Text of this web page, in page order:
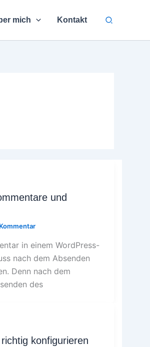
mich Kontakt Suchen
und
in einem WordPress-
nach dem Absenden
Denn nach dem
des
konfigurieren